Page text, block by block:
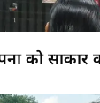
को साकार